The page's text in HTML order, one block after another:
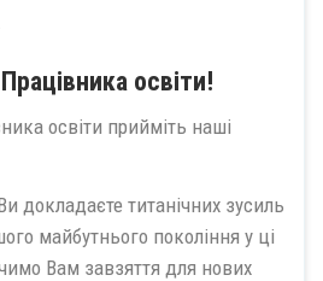
освіти!
освіти прийміть наші
докладаєте титанічних зусиль
майбутнього покоління у ці
Вам завзяття для нових